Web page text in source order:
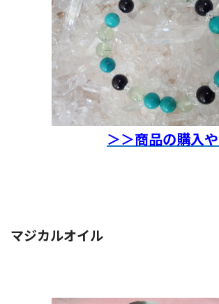
＞＞商品の購入
マジカルオイル